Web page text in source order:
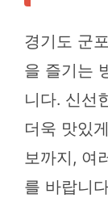
경기도 군
을 즐기는
니다. 신선
더욱 맛있
보까지, 여
를 바랍니